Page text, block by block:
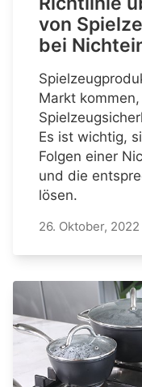
von
bei
Markt
Es ist wichtig,
Folgen einer
und die
lösen.
26. Oktober, 2022